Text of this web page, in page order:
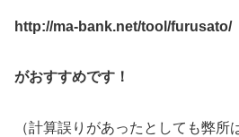
http://ma-bank.net/tool/furusato/
がおすすめです！
（計算誤りがあったとしても弊所